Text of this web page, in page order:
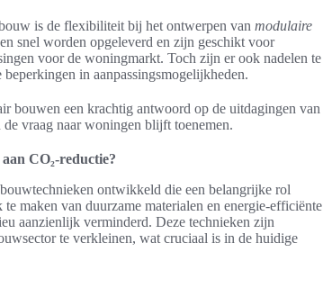
is de flexibiliteit bij het ontwerpen van modulaire
snel worden opgeleverd en zijn geschikt voor
voor de woningmarkt. Toch zijn er ook nadelen te
in aanpassingsmogelijkheden.
bouwen een krachtig antwoord op de uitdagingen van
vraag naar woningen blijft toenemen.
CO₂-reductie?
ontwikkeld die een belangrijke rol
maken van duurzame materialen en energie-efficiënte
aanzienlijk verminderd. Deze technieken zijn
te verkleinen, wat cruciaal is in de huidige